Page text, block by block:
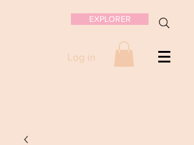
EXPLORER
Log in